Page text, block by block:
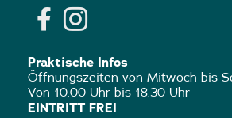
Praktische Infos
Öffnungszeiten von Mitwoch bis
Von 10.00 Uhr bis 18.30 Uhr
EINTRITT FREI